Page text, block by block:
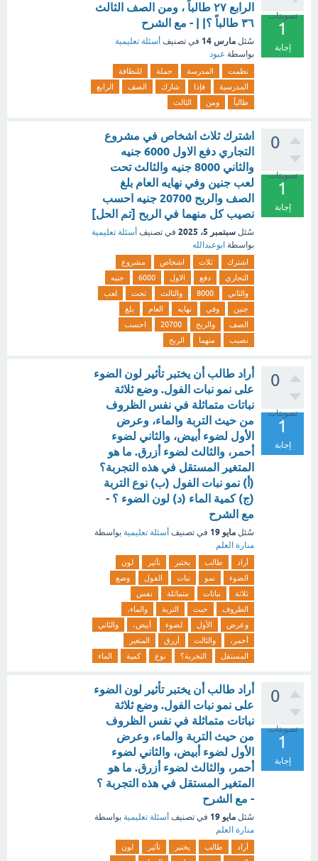
تصويتات
1
إجابة
الرابع ٢٧ طالباً ، ومن الصف الثالث
٣٦ طالباً ؟| | - مع الشرح
سُئل مارس 14 في تصنيف أسئلة تعليمية
بواسطة عبود
نظمت المدرسة حملة
للنظافة
المدرسية
فإذا شارك الصف
الرابع
طالباً
ومن الثالث
0
تصويتات
1
إجابة
اشترك ثلاث اشخاص في مشروع
التجاري دفع الاول 6000 جنيه
والثاني 8000 جنيه والثالث تحت
لعب جنين وفي نهايه العام بلغ
الصف والربح 20700 جنيه احسب
نصيب كل منهما في الربح [تم الحل]
سُئل سبتمبر 5، 2025 في تصنيف أسئلة تعليمية
بواسطة ابوعبدالله
اشترك ثلاث اشخاص
مشروع
التجاري
دفع الاول 6000
جنيه
والثاني
8000 والثالث تحت
لعب
جنين
وفي نهايه العام
بلغ
الصف
والربح 20700
احسب
نصيب
منهما الربح
0
تصويتات
1
إجابة
أراد طالب أن يختبر تأثير لون الضوء
على نمو نبات الفول. وضع ثلاثة
نباتات متماثلة في نفس الظروف
من حيث التربة والماء، وعرض
الأول لضوء أبيض، والثاني لضوء
أحمر، والثالث لضوء أزرق. ما هو
المتغير المستقل في هذه التجربة؟
(أ) نمو نبات الفول (ب) نوع التربة
(ج) كمية الماء (د) لون الضوء ؟ -
مع الشرح
سُئل مايو 19 في تصنيف أسئلة تعليمية بواسطة
منارة العلم
أراد طالب يختبر تأثير
لون
الضوء
نمو نبات الفول
وضع
ثلاثة
نباتات متماثلة
نفس
الظروف
حيث التربة
والماء،
وعرض
الأول لضوء أبيض،
والثاني
أحمر،
والثالث أزرق
المتغير
المستقل
التجربة؟ نوع كمية الماء
0
تصويتات
1
إجابة
أراد طالب أن يختبر تأثير لون الضوء
على نمو نبات الفول. وضع ثلاثة
نباتات متماثلة في نفس الظروف
من حيث التربة والماء، وعرض
الأول لضوء أبيض، والثاني لضوء
أحمر، والثالث لضوء أزرق. ما هو
المتغير المستقل في هذه التجربة ؟
- مع الشرح
سُئل مايو 19 في تصنيف أسئلة تعليمية بواسطة
منارة العلم
أراد طالب يختبر تأثير
لون